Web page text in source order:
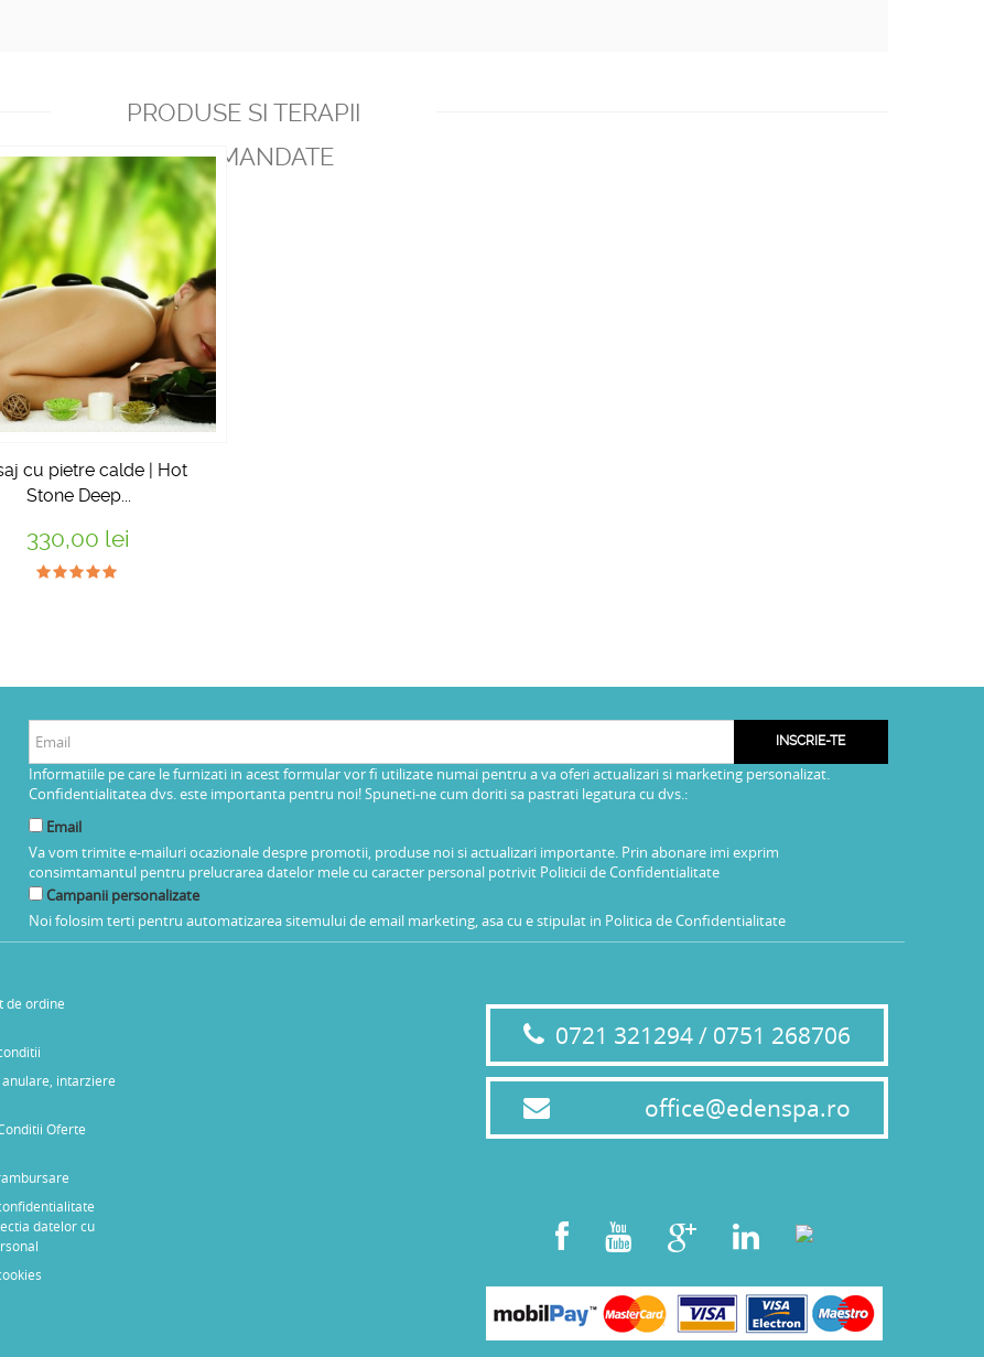
PRODUSE SI TERAPII
RECOMANDATE
cu pietre calde | Hot
Stone Deep...
330,00 lei
INSCRIE-TE
Informatiile pe care le furnizati in acest formular vor fi utilizate numai pentru a va oferi actualizari si marketing personalizat.
Confidentialitatea dvs. este importanta pentru noi! Spuneti-ne cum doriti sa pastrati legatura cu dvs.:
Email
Va vom trimite e-mailuri ocazionale despre promotii, produse noi si actualizari importante. Prin abonare imi exprim
consimtamantul pentru prelucrarea datelor mele cu caracter personal potrivit Politicii de Confidentialitate
Campanii personalizate
Noi folosim terti pentru automatizarea sitemului de email marketing, asa cu e stipulat in Politica de Confidentialitate
de ordine
intarziere
Oferte
datelor cu
0721 321294 / 0751 268706
office@edenspa.ro